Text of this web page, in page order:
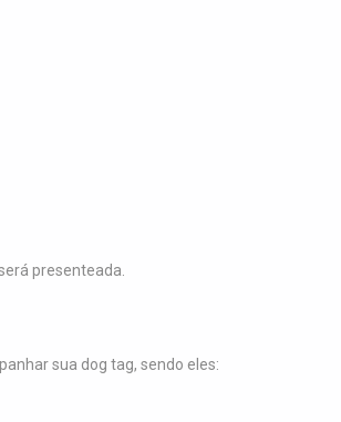
presenteada.
sua dog tag, sendo eles: